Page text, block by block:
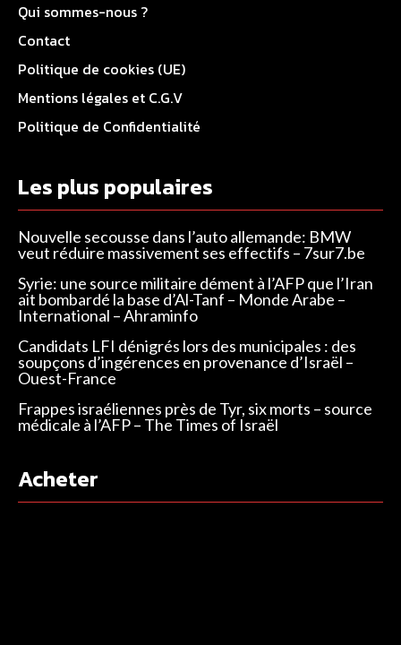
Qui sommes-nous ?
Contact
Politique de cookies (UE)
Mentions légales et C.G.V
Politique de Confidentialité
Les plus populaires
Nouvelle secousse dans l’auto allemande: BMW
veut réduire massivement ses effectifs – 7sur7.be
Syrie: une source militaire dément à l’AFP que l’Iran
ait bombardé la base d’Al-Tanf – Monde Arabe –
International – Ahraminfo
Candidats LFI dénigrés lors des municipales : des
soupçons d’ingérences en provenance d’Israël –
Ouest-France
Frappes israéliennes près de Tyr, six morts – source
médicale à l’AFP – The Times of Israël
Acheter